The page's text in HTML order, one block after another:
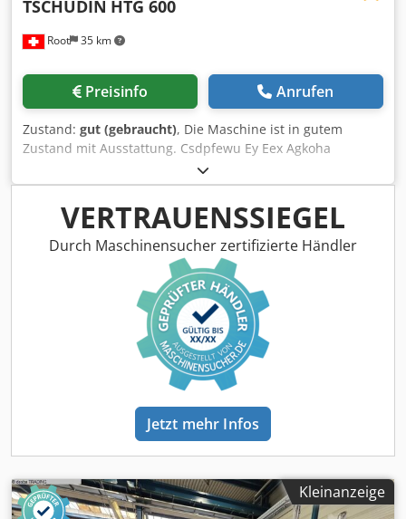
Root 35 km
TSCHUDIN HTG 600
Preisinfo Anrufen
Zustand: gut (gebraucht), Die Maschine ist in gutem
Zustand mit Ausstattung. Csdpfewu Ey Eex Agkoha
VERTRAUENSSIEGEL
Durch Maschinensucher zertifizierte Händler
Jetzt mehr Infos
Kleinanzeige